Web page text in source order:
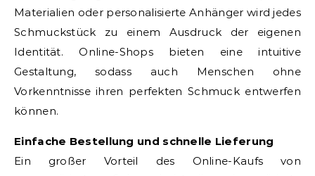
Materialien oder personalisierte Anhänger wird jedes
Schmuckstück zu einem Ausdruck der eigenen
Identität. Online-Shops bieten eine intuitive
Gestaltung, sodass auch Menschen ohne
Vorkenntnisse ihren perfekten Schmuck entwerfen
können.
Einfache Bestellung und schnelle Lieferung
Ein großer Vorteil des Online-Kaufs von